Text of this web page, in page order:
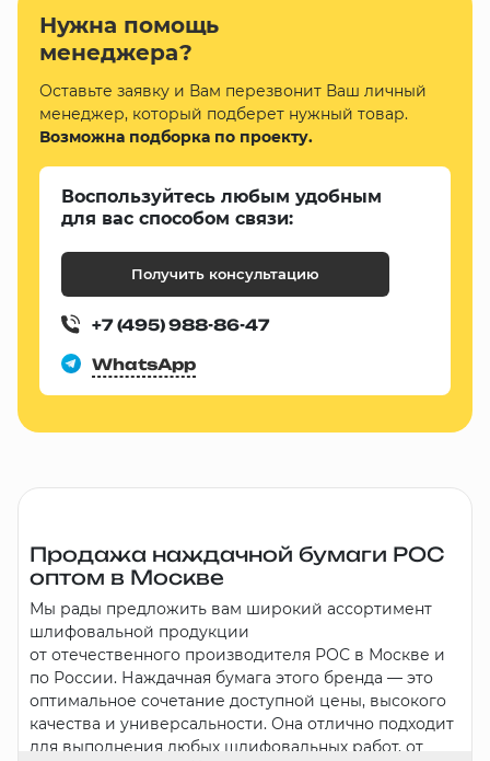
Нужна помощь
менеджера?
Оставьте заявку и Вам перезвонит Ваш личный
менеджер, который подберет нужный товар.
Возможна подборка по проекту.
Воспользуйтесь любым удобным
для вас способом связи:
Получить консультацию
+7 (495) 988-86-47
WhatsApp
Продажа наждачной бумаги РОС
оптом в Москве
Мы рады предложить вам широкий ассортимент
шлифовальной продукции
от отечественного производителя РОС в Москве и
по России. Наждачная бумага этого бренда — это
оптимальное сочетание доступной цены, высокого
качества и универсальности. Она отлично подходит
для выполнения любых шлифовальных работ, от